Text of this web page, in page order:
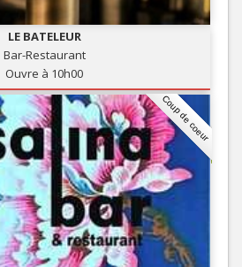
LE BATELEUR
Bar-Restaurant
Ouvre à 10h00
Coup de coeur